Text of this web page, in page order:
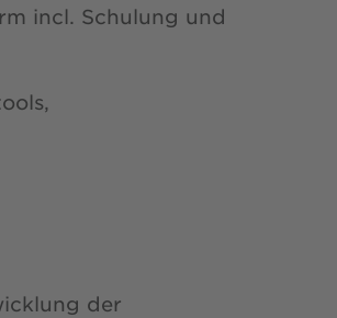
incl. Schulung und
der